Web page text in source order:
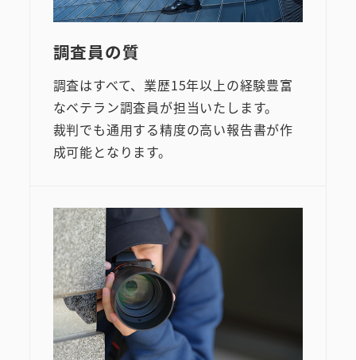
調査員の質
調査はすべて、業歴15年以上の経験豊富
なベテラン調査員が担当いたします。
裁判でも通用する精度の高い報告書が作
成可能となります。